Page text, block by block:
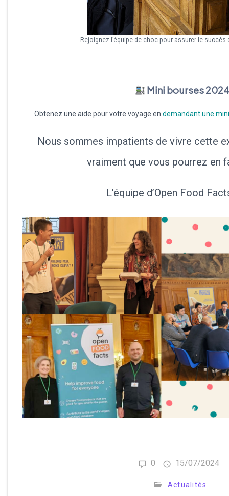
Rejoignez l’équipe de choc pour assurer le succès
Mini bourses 2024
Obtenez une aide pour votre voyage en demandant une
Nous sommes impatients de vivre cette
vraiment que vous pourrez en
L’équipe d’Open Food
0 15/07/2024
Actualités